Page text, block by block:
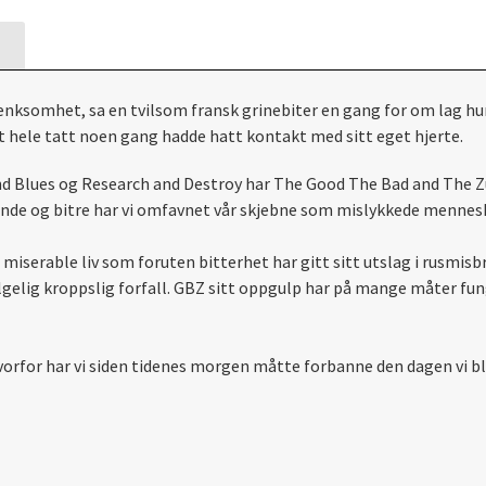
sa en tvilsom fransk grinebiter en gang for om lag
hele tatt noen gang hadde hatt kontakt med sitt eget hjerte.
og Research and Destroy har The Good The Bad and
og bitre har vi omfavnet vår skjebne som mislykkede
liv som foruten bitterhet har gitt sitt utslag i
kroppslig forfall. GBZ sitt oppgulp har på mange måter
har vi siden tidenes morgen måtte forbanne den dagen vi